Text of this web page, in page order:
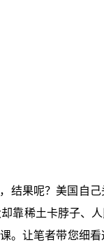
结果呢？美国自
靠稀土卡脖子、
。让笔者带您细